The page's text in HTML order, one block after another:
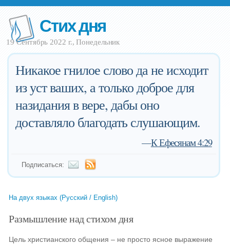
Стих дня
19 Сентябрь 2022 г., Понедельник
Никакое гнилое слово да не исходит
из уст ваших, а только доброе для
назидания в вере, дабы оно
доставляло благодать слушающим.
—К Ефесянам 4:29
Подписаться:
На двух языках (Русский / English)
Размышление над стихом дня
Цель христианского общения – не просто ясное выражение